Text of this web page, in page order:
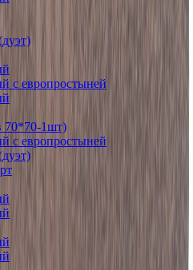
с европростыней
70*70-1шт)
с европростыней